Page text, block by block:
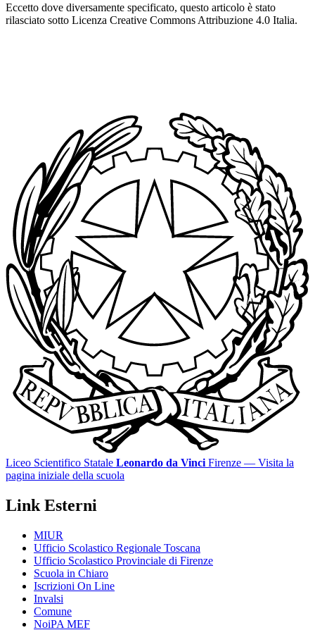
Eccetto dove diversamente specificato, questo articolo è stato
rilasciato sotto Licenza Creative Commons Attribuzione 4.0 Italia.
Liceo Scientifico Statale Leonardo da Vinci Firenze — Visita la
pagina iniziale della scuola
Link Esterni
MIUR
Ufficio Scolastico Regionale Toscana
Ufficio Scolastico Provinciale di Firenze
Scuola in Chiaro
Iscrizioni On Line
Invalsi
Comune
NoiPA MEF